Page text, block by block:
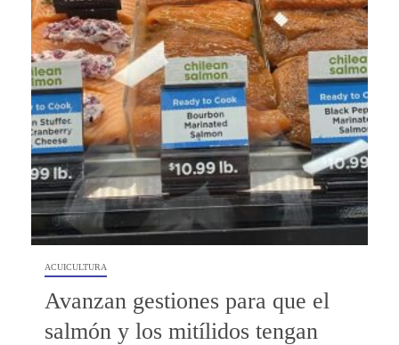
ACUICULTURA
Avanzan gestiones para que el
salmón y los mitílidos tengan